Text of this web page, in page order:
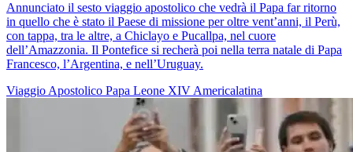
Annunciato il sesto viaggio apostolico che vedrà il Papa far ritorno
in quello che è stato il Paese di missione per oltre vent’anni, il Perù,
con tappa, tra le altre, a Chiclayo e Pucallpa, nel cuore
dell’Amazzonia. Il Pontefice si recherà poi nella terra natale di Papa
Francesco, l’Argentina, e nell’Uruguay.
Viaggio Apostolico Papa Leone XIV Americalatina